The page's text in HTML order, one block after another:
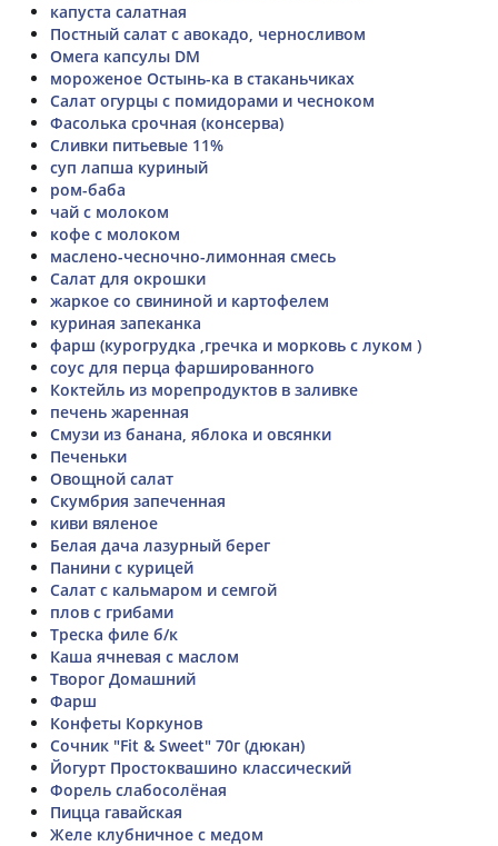
капуста салатная
Постный салат с авокадо, черносливом
Омега капсулы DM
мороженое Остынь-ка в стаканьчиках
Салат огурцы с помидорами и чесноком
Фасолька срочная (консерва)
Сливки питьевые 11%
суп лапша куриный
ром-баба
чай с молоком
кофе с молоком
маслено-чесночно-лимонная смесь
Салат для окрошки
жаркое со свининой и картофелем
куриная запеканка
фарш (курогрудка ,гречка и морковь с луком )
соус для перца фаршированного
Коктейль из морепродуктов в заливке
печень жаренная
Смузи из банана, яблока и овсянки
Печеньки
Овощной салат
Скумбрия запеченная
киви вяленое
Белая дача лазурный берег
Панини с курицей
Салат с кальмаром и семгой
плов с грибами
Треска филе б/к
Каша ячневая с маслом
Творог Домашний
Фарш
Конфеты Коркунов
Сочник "Fit & Sweet" 70г (дюкан)
Йогурт Простоквашино классический
Форель слабосолёная
Пицца гавайская
Желе клубничное с медом